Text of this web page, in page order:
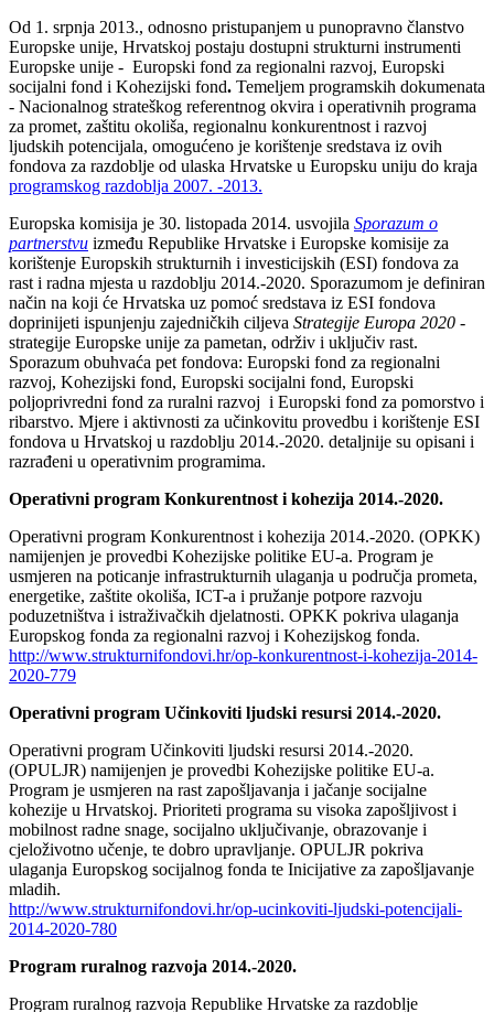
Od 1. srpnja 2013., odnosno pristupanjem u punopravno članstvo
Europske unije, Hrvatskoj postaju dostupni strukturni instrumenti
Europske unije - Europski fond za regionalni razvoj, Europski
socijalni fond i Kohezijski fond. Temeljem programskih dokumenata
- Nacionalnog strateškog referentnog okvira i operativnih programa
za promet, zaštitu okoliša, regionalnu konkurentnost i razvoj
ljudskih potencijala, omogućeno je korištenje sredstava iz ovih
fondova za razdoblje od ulaska Hrvatske u Europsku uniju do kraja
programskog razdoblja 2007. -2013.
Europska komisija je 30. listopada 2014. usvojila Sporazum o
partnerstvu između Republike Hrvatske i Europske komisije za
korištenje Europskih strukturnih i investicijskih (ESI) fondova za
rast i radna mjesta u razdoblju 2014.-2020. Sporazumom je definiran
način na koji će Hrvatska uz pomoć sredstava iz ESI fondova
doprinijeti ispunjenju zajedničkih ciljeva Strategije Europa 2020 -
strategije Europske unije za pametan, održiv i uključiv rast.
Sporazum obuhvaća pet fondova: Europski fond za regionalni
razvoj, Kohezijski fond, Europski socijalni fond, Europski
poljoprivredni fond za ruralni razvoj i Europski fond za pomorstvo i
ribarstvo. Mjere i aktivnosti za učinkovitu provedbu i korištenje ESI
fondova u Hrvatskoj u razdoblju 2014.-2020. detaljnije su opisani i
razrađeni u operativnim programima.
Operativni program Konkurentnost i kohezija 2014.-2020.
Operativni program Konkurentnost i kohezija 2014.-2020. (OPKK)
namijenjen je provedbi Kohezijske politike EU-a. Program je
usmjeren na poticanje infrastrukturnih ulaganja u područja prometa,
energetike, zaštite okoliša, ICT-a i pružanje potpore razvoju
poduzetništva i istraživačkih djelatnosti. OPKK pokriva ulaganja
Europskog fonda za regionalni razvoj i Kohezijskog fonda.
http://www.strukturnifondovi.hr/op-konkurentnost-i-kohezija-2014-
2020-779
Operativni program Učinkoviti ljudski resursi 2014.-2020.
Operativni program Učinkoviti ljudski resursi 2014.-2020.
(OPULJR) namijenjen je provedbi Kohezijske politike EU-a.
Program je usmjeren na rast zapošljavanja i jačanje socijalne
kohezije u Hrvatskoj. Prioriteti programa su visoka zapošljivost i
mobilnost radne snage, socijalno uključivanje, obrazovanje i
cjeloživotno učenje, te dobro upravljanje. OPULJR pokriva
ulaganja Europskog socijalnog fonda te Inicijative za zapošljavanje
mladih.
http://www.strukturnifondovi.hr/op-ucinkoviti-ljudski-potencijali-
2014-2020-780
Program ruralnog razvoja 2014.-2020.
Program ruralnog razvoja Republike Hrvatske za razdoblje